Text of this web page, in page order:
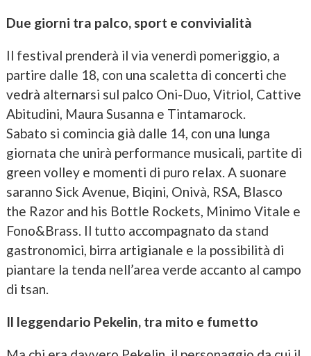
Due giorni tra palco, sport e convivialità
Il festival prenderà il via venerdì pomeriggio, a
partire dalle 18, con una scaletta di concerti che
vedrà alternarsi sul palco Oni-Duo, Vitriol, Cattive
Abitudini, Maura Susanna e Tintamarock.
Sabato si comincia già dalle 14, con una lunga
giornata che unirà performance musicali, partite di
green volley e momenti di puro relax. A suonare
saranno Sick Avenue, Biqini, Onivà, RSA, Blasco
the Razor and his Bottle Rockets, Minimo Vitale e
Fono&Brass. Il tutto accompagnato da stand
gastronomici, birra artigianale e la possibilità di
piantare la tenda nell’area verde accanto al campo
di tsan.
Il leggendario Pekelin, tra mito e fumetto